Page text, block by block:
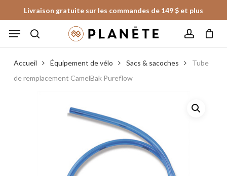
to
main
Livraison gratuite sur les commandes de 149 $ et plus
Menu
Fermer
le
panier
Accueil Équipement de vélo Sacs & sacoches
Tube
de remplacement CamelBak Pureflow